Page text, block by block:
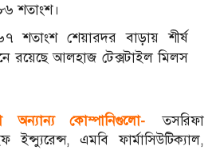
শতাংশ।
শেয়ারদর বাড়ায় শীর্ষ
রয়েছে আলহাজ টেক্সটাইল মিলস
অন্যান্য কোম্পানিগুলো-
তসরিফা
ইন্স্যুরেন্স, এমবি ফার্মাসিউটিক্যাল,